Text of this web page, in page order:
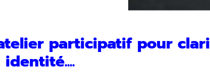
participatif pour